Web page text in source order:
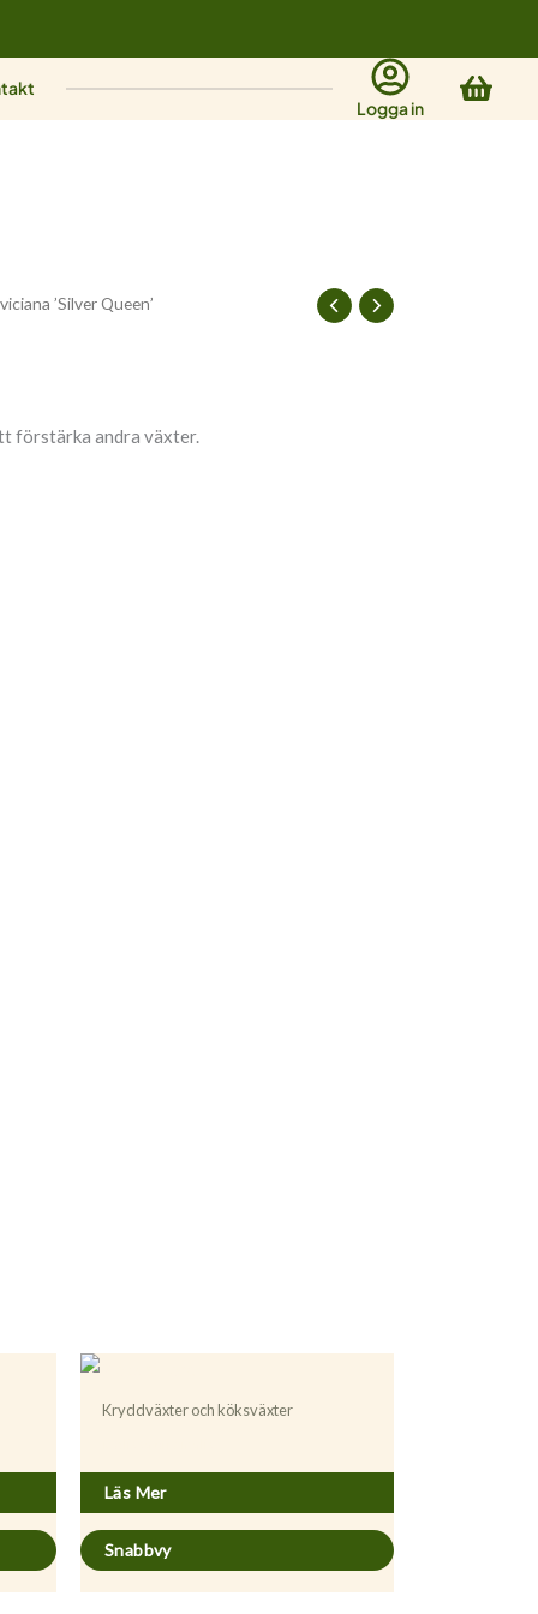
Logga in
’Silver Queen’
förstärka andra växter.
Kryddväxter och köksväxter
Läs Mer
Snabbvy